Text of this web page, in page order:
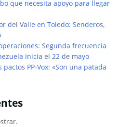
que necesita apoyo para llegar
del Valle en Toledo: Senderos,
Segunda frecuencia
inicia el 22 de mayo
PP-Vox: «Son una patada